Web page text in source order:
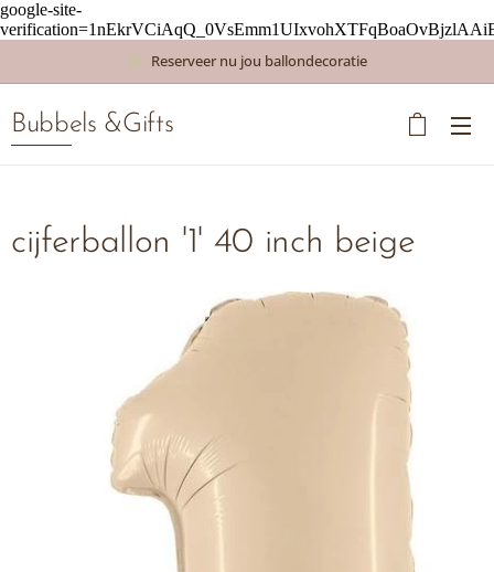
google-site-
Reserveer nu jou ballondecoratie
Bubbels &Gifts
cijferballon '1' 40 inch beige